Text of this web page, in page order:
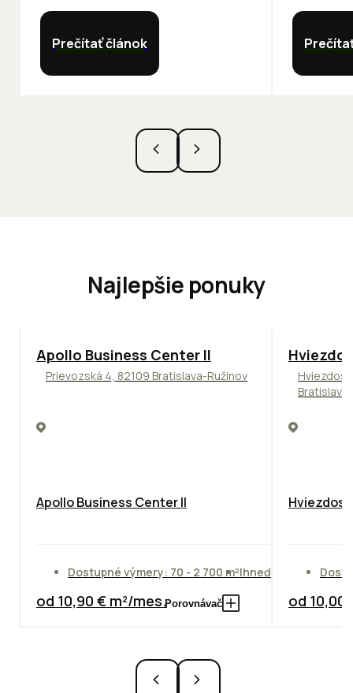
Prečítať článok
Najlepšie ponuky
TOP NOVINKA ODPORÚČAME
Apollo Business Center II
Prievozská 4, 82109 Bratislava-Ružinov
Apollo Business Center II
Dostupné výmery: 70 - 2 700 m²Ihneď
od 10,90 € m²/mes.Porovnávač od 10,00